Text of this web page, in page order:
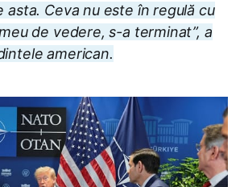
asta. Ceva nu este în regulă cu
de vedere, s-a terminat”, a
american.